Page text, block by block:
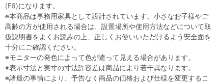
(F6)になります。
※本商品は事務用家具として設計されています。小さなお子様やご
高齢の方が使用される場合は、設置場所や使用方法などについて取
扱説明書をよくお読みの上、正しくお使いいただけるよう安全面を
十分にご確認ください。
※モニターの発色によって色が違って見える場合があります。
※表示寸法と実寸の寸法許容差は商品により若干異なります。
※諸般の事情により、予告なく商品の価格および仕様を変更するこ